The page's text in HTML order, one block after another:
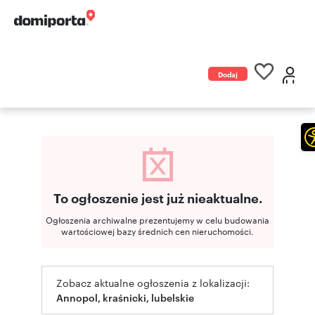
Dodaj
To ogłoszenie jest już nieaktualne.
Ogłoszenia archiwalne prezentujemy w celu budowania
wartościowej bazy średnich cen nieruchomości.
Zobacz aktualne ogłoszenia z lokalizacji:
Annopol, kraśnicki, lubelskie